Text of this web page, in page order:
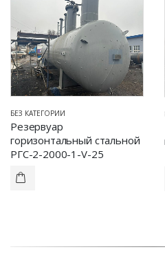
БЕЗ КАТЕГОРИИ
Резервуар
горизонтальный стальной
РГС-2-2000-1-V-25